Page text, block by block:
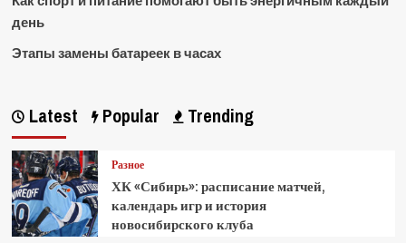
день
Этапы замены батареек в часах
Latest Popular Trending
Разное
ХК «Сибирь»: расписание матчей,
календарь игр и история
новосибирского клуба